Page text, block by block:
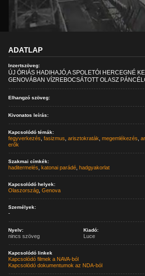
ADATLAP
Inzertszöveg:
ÚJ ÓRIÁS HADIHAJÓ,A SPOLETÓI HERCEGNÉ
GENOVÁBAN VÍZREBOCSÁTOTT OLASZ
Elhangzó szöveg:
Kivonatos leírás:
Kapcsolódó témák:
fegyverkezés ,fasizmus ,arisztokraták ,megemlékezés ,
erők
Szakmai címkék:
haditermelés ,katonai parádé ,hadgyakorlat
Kapcsolódó helyek:
Olaszország ,Genova
Személyek:
-
Nyelv:
nincs szöveg
Kiadó:
Luce
Kapcsolódó linkek
Kapcsolódó filmek a NAVA-ból
Kapcsolódó dokumentumok az NDA-ból